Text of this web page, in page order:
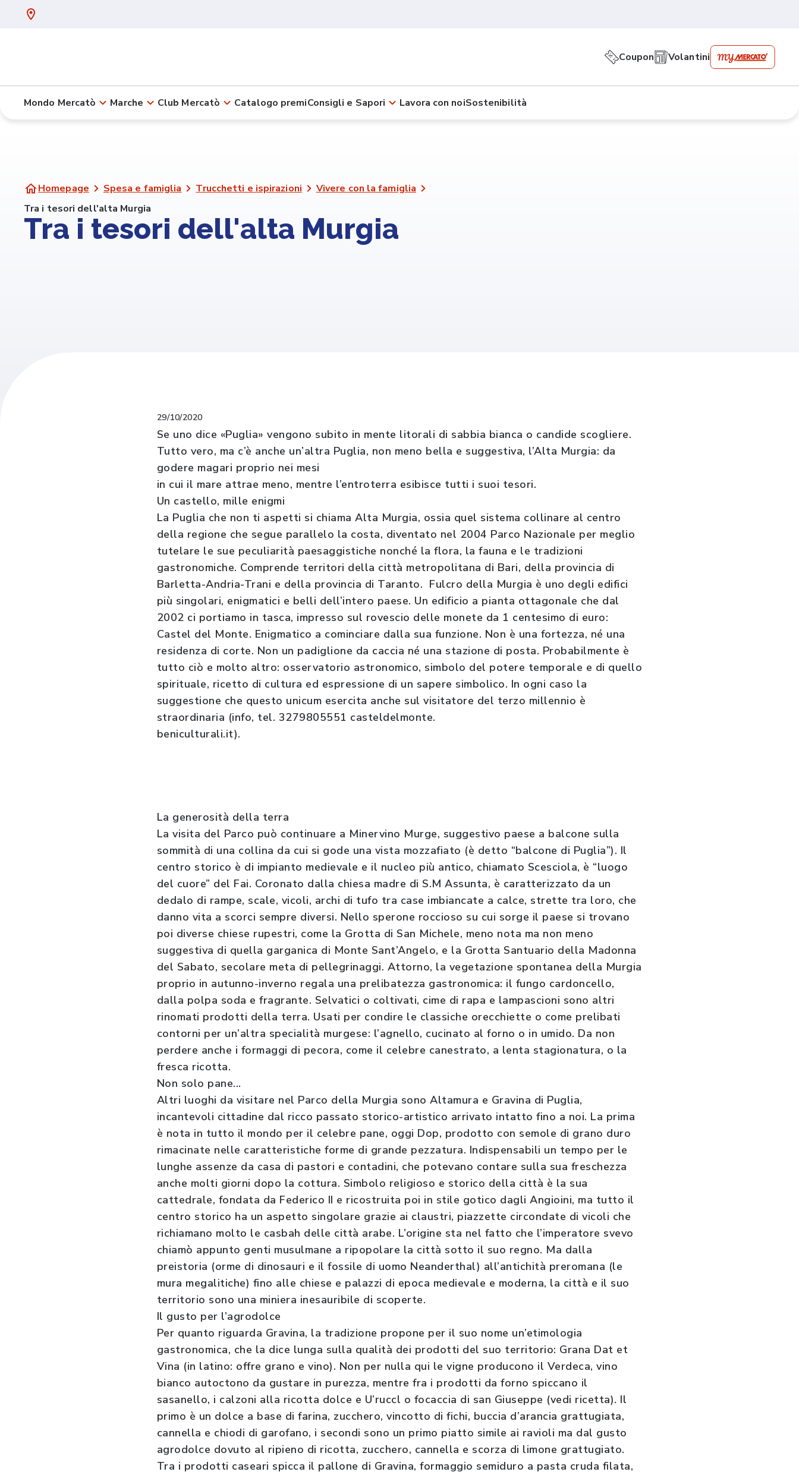
Coupon Volantini
Mondo Mercatò Marche Club Mercatò Catalogo premiConsigli e Sapori Lavora con noiSostenibilità
Homepage Spesa e famiglia Trucchetti e ispirazioni
Vivere con la famiglia
Tra i tesori dell'alta Murgia
Tra i tesori dell'alta Murgia
29/10/2020
Se uno dice «Puglia» vengono subito in mente litorali di sabbia bianca o candide scogliere.
Tutto vero, ma c’è anche un’altra Puglia, non meno bella e suggestiva, l’Alta Murgia: da
godere magari proprio nei mesi
in cui il mare attrae meno, mentre l’entroterra esibisce tutti i suoi tesori.
Un castello, mille enigmi
La Puglia che non ti aspetti si chiama Alta Murgia, ossia quel sistema collinare al centro
della regione che segue parallelo la costa, diventato nel 2004 Parco Nazionale per meglio
tutelare le sue peculiarità paesaggistiche nonché la flora, la fauna e le tradizioni
gastronomiche. Comprende territori della città metropolitana di Bari, della provincia di
Barletta-Andria-Trani e della provincia di Taranto. Fulcro della Murgia è uno degli edifici
più singolari, enigmatici e belli dell’intero paese. Un edificio a pianta ottagonale che dal
2002 ci portiamo in tasca, impresso sul rovescio delle monete da 1 centesimo di euro:
Castel del Monte. Enigmatico a cominciare dalla sua funzione. Non è una fortezza, né una
residenza di corte. Non un padiglione da caccia né una stazione di posta. Probabilmente è
tutto ciò e molto altro: osservatorio astronomico, simbolo del potere temporale e di quello
spirituale, ricetto di cultura ed espressione di un sapere simbolico. In ogni caso la
suggestione che questo unicum esercita anche sul visitatore del terzo millennio è
straordinaria (info, tel. 3279805551 casteldelmonte.
beniculturali.it).
La generosità della terra
La visita del Parco può continuare a Minervino Murge, suggestivo paese a balcone sulla
sommità di una collina da cui si gode una vista mozzafiato (è detto “balcone di Puglia”). Il
centro storico è di impianto medievale e il nucleo più antico, chiamato Scesciola, è “luogo
del cuore” del Fai. Coronato dalla chiesa madre di S.M Assunta, è caratterizzato da un
dedalo di rampe, scale, vicoli, archi di tufo tra case imbiancate a calce, strette tra loro, che
danno vita a scorci sempre diversi. Nello sperone roccioso su cui sorge il paese si trovano
poi diverse chiese rupestri, come la Grotta di San Michele, meno nota ma non meno
suggestiva di quella garganica di Monte Sant’Angelo, e la Grotta Santuario della Madonna
del Sabato, secolare meta di pellegrinaggi. Attorno, la vegetazione spontanea della Murgia
proprio in autunno-inverno regala una prelibatezza gastronomica: il fungo cardoncello,
dalla polpa soda e fragrante. Selvatici o coltivati, cime di rapa e lampascioni sono altri
rinomati prodotti della terra. Usati per condire le classiche orecchiette o come prelibati
contorni per un’altra specialità murgese: l’agnello, cucinato al forno o in umido. Da non
perdere anche i formaggi di pecora, come il celebre canestrato, a lenta stagionatura, o la
fresca ricotta.
Non solo pane...
Altri luoghi da visitare nel Parco della Murgia sono Altamura e Gravina di Puglia,
incantevoli cittadine dal ricco passato storico-artistico arrivato intatto fino a noi. La prima
è nota in tutto il mondo per il celebre pane, oggi Dop, prodotto con semole di grano duro
rimacinate nelle caratteristiche forme di grande pezzatura. Indispensabili un tempo per le
lunghe assenze da casa di pastori e contadini, che potevano contare sulla sua freschezza
anche molti giorni dopo la cottura. Simbolo religioso e storico della città è la sua
cattedrale, fondata da Federico II e ricostruita poi in stile gotico dagli Angioini, ma tutto il
centro storico ha un aspetto singolare grazie ai claustri, piazzette circondate di vicoli che
richiamano molto le casbah delle città arabe. L’origine sta nel fatto che l’imperatore svevo
chiamò appunto genti musulmane a ripopolare la città sotto il suo regno. Ma dalla
preistoria (orme di dinosauri e il fossile di uomo Neanderthal) all’antichità preromana (le
mura megalitiche) fino alle chiese e palazzi di epoca medievale e moderna, la città e il suo
territorio sono una miniera inesauribile di scoperte.
Il gusto per l’agrodolce
Per quanto riguarda Gravina, la tradizione propone per il suo nome un’etimologia
gastronomica, che la dice lunga sulla qualità dei prodotti del suo territorio: Grana Dat et
Vina (in latino: offre grano e vino). Non per nulla qui le vigne producono il Verdeca, vino
bianco autoctono da gustare in purezza, mentre fra i prodotti da forno spiccano il
sasanello, i calzoni alla ricotta dolce e U’ruccl o focaccia di san Giuseppe (vedi ricetta). Il
primo è un dolce a base di farina, zucchero, vincotto di fichi, buccia d’arancia grattugiata,
cannella e chiodi di garofano, i secondi sono un primo piatto simile ai ravioli ma dal gusto
agrodolce dovuto al ripieno di ricotta, zucchero, cannella e scorza di limone grattugiato.
Tra i prodotti caseari spicca il pallone di Gravina, formaggio semiduro a pasta cruda filata,